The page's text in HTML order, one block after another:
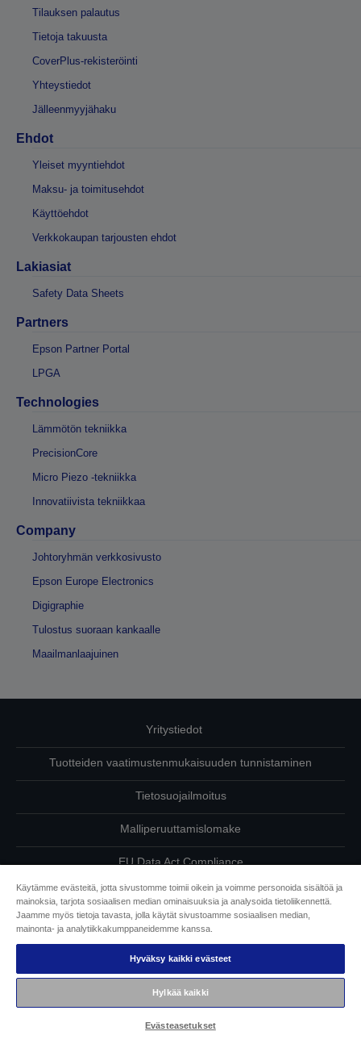
Tilauksen palautus
Tietoja takuusta
CoverPlus-rekisteröinti
Yhteystiedot
Jälleenmyyjähaku
Ehdot
Yleiset myyntiehdot
Maksu- ja toimitusehdot
Käyttöehdot
Verkkokaupan tarjousten ehdot
Lakiasiat
Safety Data Sheets
Partners
Epson Partner Portal
LPGA
Technologies
Lämmötön tekniikka
PrecisionCore
Micro Piezo -tekniikka
Innovatiivista tekniikkaa
Company
Johtoryhmän verkkosivusto
Epson Europe Electronics
Digigraphie
Tulostus suoraan kankaalle
Maailmanlaajuinen
Yritystiedot
Tuotteiden vaatimustenmukaisuuden tunnistaminen
Tietosuojailmoitus
Malliperuuttamislomake
EU Data Act Compliance
Ota meihin yhteyttä omista tiedoistasi
Tietoa evästeistä
Epson on sitoutunut saavutettavuuteen
Copyright © 2026 Seiko Epson
Käytämme evästeitä, jotta sivustomme toimii oikein ja voimme personoida sisältöä ja
mainoksia, tarjota sosiaalisen median ominaisuuksia ja analysoida tietoliikennettä.
Jaamme myös tietoja tavasta, jolla käytät sivustoamme sosiaalisen median,
mainonta- ja analytiikkakumppaneidemme kanssa.
Hyväksy kaikki evästeet
Hylkää kaikki
Evästeasetukset